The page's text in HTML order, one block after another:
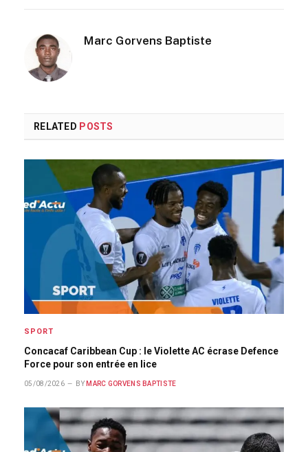
Marc Gorvens Baptiste
RELATED POSTS
SPORT
Concacaf Caribbean Cup : le Violette AC écrase Defence
Force pour son entrée en lice
05/08/2026 BY MARC GORVENS BAPTISTE